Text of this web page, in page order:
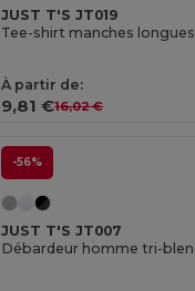
JUST T'S JT019
Tee-shirt manches
À partir de:
9,81 €16,02 €
-56%
JUST T'S JT007
Débardeur homme tri-